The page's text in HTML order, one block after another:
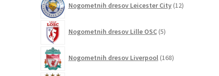
Nogometnih dresov Leicester City 12izdelkov
Nogometnih dresov Lille OSC 5izdelkov
Nogometnih dresov Liverpool 168izdelkov